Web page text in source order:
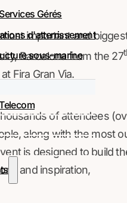
Gérés
d'atterrissement
sous-marine
important and
Barcelona from the 27
at Fira Gran Via.
of attendees
along with the most
is designed to build
and inspiration,